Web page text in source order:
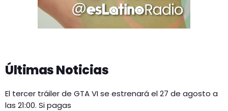
Últimas Noticias
El tercer tráiler de GTA VI se estrenará el 27 de agosto a
las 21:00. Si pagas